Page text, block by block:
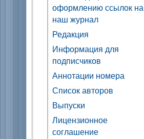
оформлению ссылок на
наш журнал
Редакция
Информация для
подписчиков
Аннотации номера
Список авторов
Выпуски
Лицензионное
соглашение